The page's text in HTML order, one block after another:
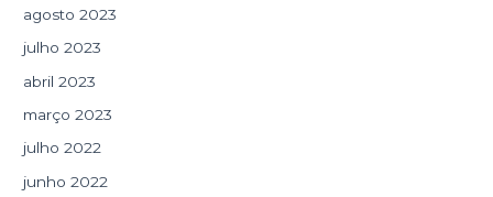
agosto 2023
julho 2023
abril 2023
março 2023
julho 2022
junho 2022